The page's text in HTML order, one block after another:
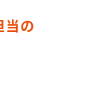
当の